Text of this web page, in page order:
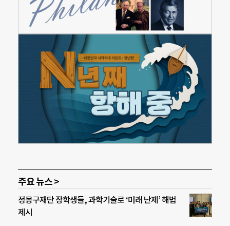
주요 뉴스 >
정몽구재단 장학생들, 과학기술로 ‘미래 난제’ 해법
제시